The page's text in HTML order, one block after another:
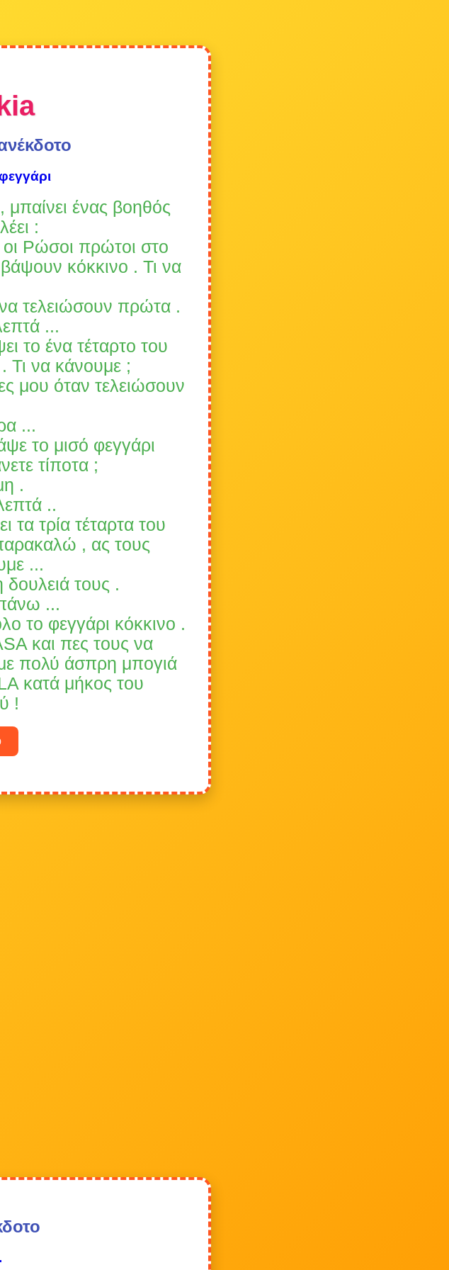
ένας βοηθός
:
Ρώσοι πρώτοι στο
κόκκινο . Τι να
τελειώσουν πρώτα .
...
το ένα τέταρτο του
Τι να κάνουμε ;
μου όταν τελειώσουν
...
το μισό φεγγάρι
τίποτα ;
.
..
τα τρία τέταρτα του
, ας τους
...
τους .
...
το φεγγάρι κόκκινο .
και πες τους να
πολύ άσπρη μπογιά
κατά μήκος του
!